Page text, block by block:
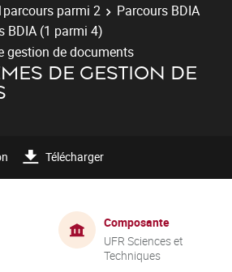
parmi 2
Parcours BDIA
BDIA (1 parmi 4)
gestion de documents
DE GESTION DE
Télécharger
Composante
UFR Sciences et
Techniques